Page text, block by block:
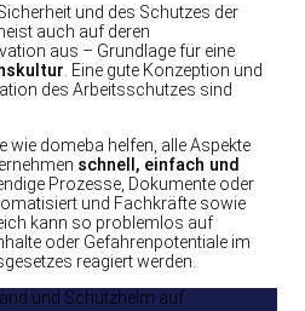
und des Schutzes der
auch auf deren
aus – Grundlage für eine
. Eine gute Konzeption und
des Arbeitsschutzes sind
wie domeba helfen, alle Aspekte
schnell, einfach und
Prozesse, Dokumente oder
und Fachkräfte sowie
kann so problemlos auf
oder Gefahrenpotentiale im
reagiert werden.